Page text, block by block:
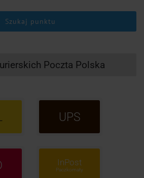
Szukaj punktu
Poczta Polska
UPS
InPost
Paczkomaty